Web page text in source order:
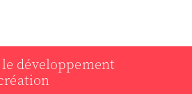
développement